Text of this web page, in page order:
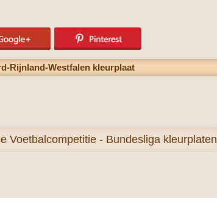
Rijnland-Westfalen kleurplaat
Voetbalcompetitie - Bundesliga kleurplaten